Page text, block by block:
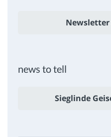
news to tell
Sieglinde